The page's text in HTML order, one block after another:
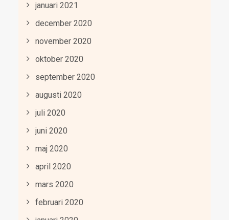
januari 2021
december 2020
november 2020
oktober 2020
september 2020
augusti 2020
juli 2020
juni 2020
maj 2020
april 2020
mars 2020
februari 2020